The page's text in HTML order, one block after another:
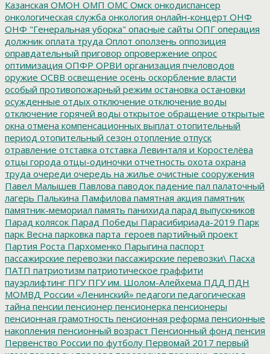
Казанская ОМОН ОМП ОМС Омск онкодиспансер
онкологическая служба онкология онлайн-концерт ОНФ
ОНФ "Генеральная уборка" опасные сайты ОПГ операция
должник оплата труда Оплот оползень оппозиция
оправдательный приговор опровержение опрос
оптимизация ОПФР ОРВИ организация пчеловодов
оружие ОСВВ освещение осень оскорбление власти
особый противопожарный режим остановка остановки
осужденные отдых отключение отключение воды
отключение горячей воды открытое обращение открытые
окна отмена компенсационных выплат отопительный
период отопительный сезон отопление отпуск
отравление отставка отставка Левинталя и Коростелёва
отцы города отцы-одиночки отчетность охота охрана
труда очереди очередь на жилье очистные сооружения
Павел Малышев Павлова паводок падение пал палаточный
лагерь Палькина Памфилова памятная акция памятник
памятник-мемориал память панихида парад выпускников
Парад колясок Парад Победы Парасибириада-2019 Парк
парк Весна парковка парта_героев партийный проект
Партия Роста Пархоменко Парыгина паспорт
пассажирские перевозки пассажирские перевозки\ Пасха
ПАТП патриотизм патриотическое граффити
пауэрлифтинг ПГУПГУ им. Шолом-Алейхема ПДД ПДН
МОМВД России «Ленинский» педагоги педагогическая
тайна пенсии пенсионер пенсионерка пенсионеры
пенсионная грамотность пенсионная реформа пенсионные
накопления пенсионный возраст Пенсионный фонд пенсия
Первенство России по футболу Первомай 2017 первый